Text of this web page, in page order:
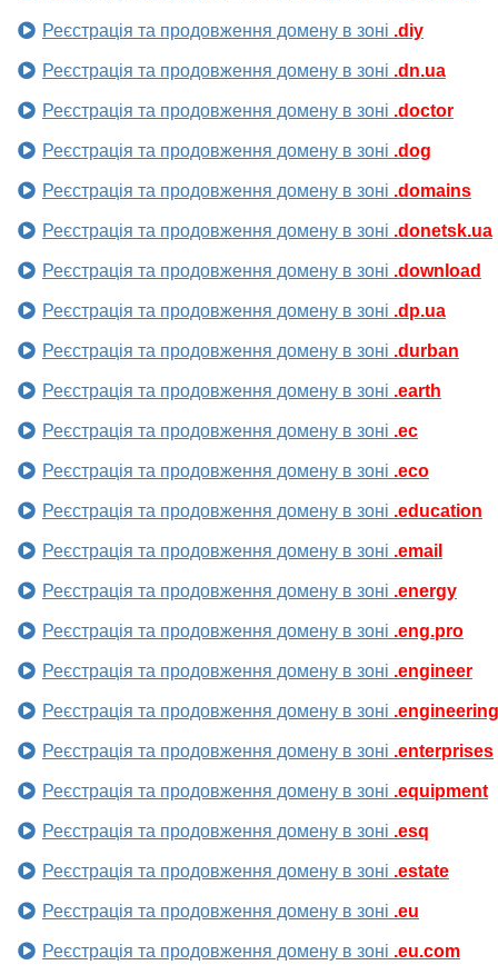
Реєстрація та продовження домену в зоні .diy
Реєстрація та продовження домену в зоні .dn.ua
Реєстрація та продовження домену в зоні .doctor
Реєстрація та продовження домену в зоні .dog
Реєстрація та продовження домену в зоні .domains
Реєстрація та продовження домену в зоні .donetsk.ua
Реєстрація та продовження домену в зоні .download
Реєстрація та продовження домену в зоні .dp.ua
Реєстрація та продовження домену в зоні .durban
Реєстрація та продовження домену в зоні .earth
Реєстрація та продовження домену в зоні .ec
Реєстрація та продовження домену в зоні .eco
Реєстрація та продовження домену в зоні .education
Реєстрація та продовження домену в зоні .email
Реєстрація та продовження домену в зоні .energy
Реєстрація та продовження домену в зоні .eng.pro
Реєстрація та продовження домену в зоні .engineer
Реєстрація та продовження домену в зоні .engineering
Реєстрація та продовження домену в зоні .enterprises
Реєстрація та продовження домену в зоні .equipment
Реєстрація та продовження домену в зоні .esq
Реєстрація та продовження домену в зоні .estate
Реєстрація та продовження домену в зоні .eu
Реєстрація та продовження домену в зоні .eu.com